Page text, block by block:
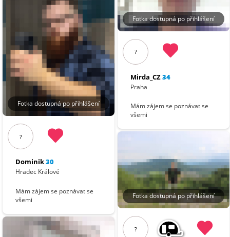
Fotka dostupná po přihlášení
?
Dominik30
Hradec Králové
Mám zájem se poznávat se
všemi
Fotka dostupná po přihlášení
?
Mirda_CZ34
Praha
Mám zájem se poznávat se
všemi
Fotka dostupná po přihlášení
?